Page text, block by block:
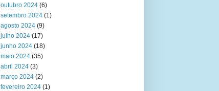
outubro 2024 (6)
setembro 2024 (1)
agosto 2024 (9)
julho 2024 (17)
junho 2024 (18)
maio 2024 (35)
abril 2024 (3)
março 2024 (2)
fevereiro 2024 (1)